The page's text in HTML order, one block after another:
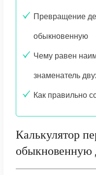
Превращение
обыкновенную
Чему равен
знаменатель
Как правильно
Калькулятор
обыкновенную